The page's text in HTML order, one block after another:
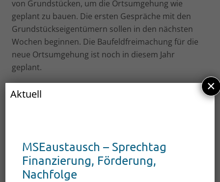
von Grundstücken, um die Ortsumgehung wie
geplant zu bauen. Die ersten Gespräche mit den
Grundstückseigentümern sollen in den nächsten
Wochen beginnen. Die Baufeldfreimachung für die
neue Ortsumgehung ist noch in diesem Jahr
geplant.
Die Ortsumgehung soll nördlich der Stadt Dargun
verlaufen. Sie beginnt kurz hinter der Einmündung
Demmin an. In den Neubau der Ortsumgehung
werden 14 Millionen Euro investiert.
Aktuell
MSEaustausch – Sprechtag
Finanzierung, Förderung,
Nachfolge
×